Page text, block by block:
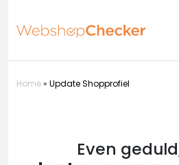
Home» Update Shopprofiel
Even